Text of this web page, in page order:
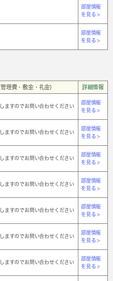
部屋情報
を見る >
部屋情報
を見る >
管理費・敷金・礼金) 詳細情報
ますのでお問い合わせください
部屋情報
を見る >
ますのでお問い合わせください
部屋情報
を見る >
ますのでお問い合わせください
部屋情報
を見る >
ますのでお問い合わせください
部屋情報
を見る >
ますのでお問い合わせください
部屋情報
を見る >
ますのでお問い合わせください
部屋情報
を見る >
ますのでお問い合わせください
部屋情報
を見る >